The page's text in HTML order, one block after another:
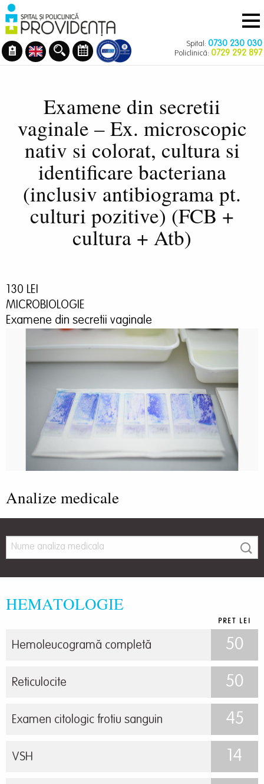
Mergi
la
conţinutul
principal
Navigare
principală
Spital: 0730 230 030
Policlinică: 0729 292 897
Examene din secretii
vaginale – Ex. microscopic
nativ si colorat, cultura si
identificare bacteriana
(inclusiv antibiograma pt.
culturi pozitive) (FCB +
cultura + Atb)
130 LEI
MICROBIOLOGIE
Examene din secretii vaginale
Analize medicale
HEMATOLOGIE
PRET LEI
Hemoleucogramă completă 50
Reticulocite 50
Examen citologic frotiu sanguin 45
VSH 14